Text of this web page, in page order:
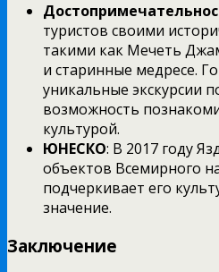
туристов своими
такими как Мечеть
и старинные медресе.
уникальные экскурсии
возможность
культурой.
ЮНЕСКО: В 2017 году
объектов Всемирного
подчеркивает его
значение.
Заключение